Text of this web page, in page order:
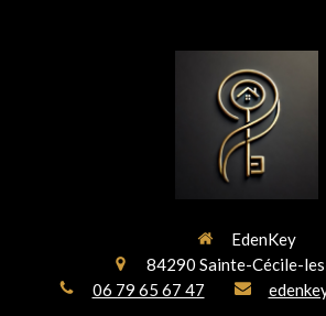
EdenKey
84290 Sainte-Cécile-
06 79 65 67 47